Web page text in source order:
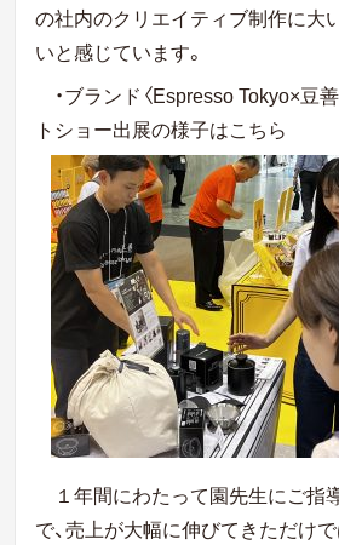
の社内のクリエイティブ制作に大
いと感じています。
・ブランド〈Espresso Tokyo×豆
トショー出展の様子はこちら
１年間にわたって園先生にご指
で、売上が大幅に伸びてきただけで